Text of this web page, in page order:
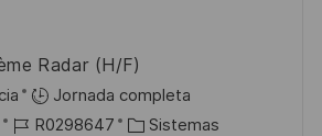
Radar (H/F)
Jornada completa
I
R0298647
C Sistemas